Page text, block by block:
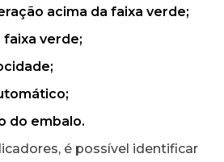
acima da faixa verde;
faixa verde;
do embalo.
é possível identificar